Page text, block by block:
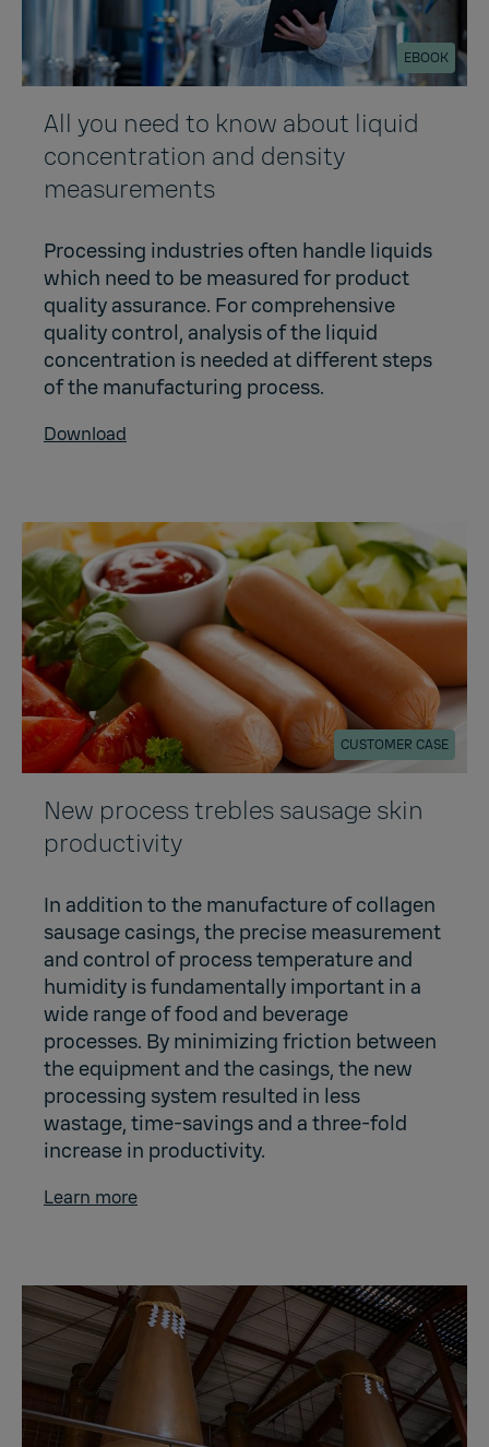
EBOOK
All you need to know about liquid
concentration and density
measurements
Processing industries often handle liquids
which need to be measured for product
quality assurance. For comprehensive
quality control, analysis of the liquid
concentration is needed at different steps
of the manufacturing process.
Download
CUSTOMER CASE
New process trebles sausage skin
productivity
In addition to the manufacture of collagen
sausage casings, the precise measurement
and control of process temperature and
humidity is fundamentally important in a
wide range of food and beverage
processes. By minimizing friction between
the equipment and the casings, the new
processing system resulted in less
wastage, time-savings and a three-fold
increase in productivity.
Learn more